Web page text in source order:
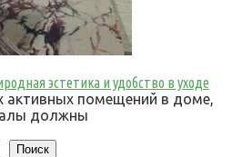
эстетика и удобство в уходе
активных помещений в доме,
должны
Поиск